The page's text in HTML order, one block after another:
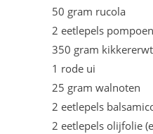
50 gram rucola
2 eetlepels
350 gram
1 rode ui
25 gram walnoten
2 eetlepels
2 eetlepels olijfolie